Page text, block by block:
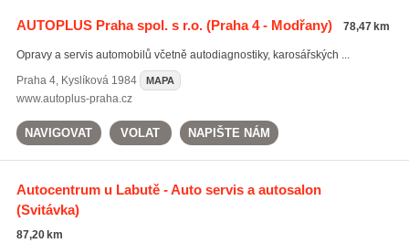
AUTOPLUS Praha spol. s r.o.(Praha 4 - Modřany) 78,47 km
Opravy a servis automobilů včetně autodiagnostiky, karosářských ...
Praha 4, Kyslíková 1984 MAPA
www.autoplus-praha.cz
NAVIGOVAT VOLAT NAPIŠTE NÁM
Autocentrum u Labutě - Auto servis a autosalon
(Svitávka)
87,20 km